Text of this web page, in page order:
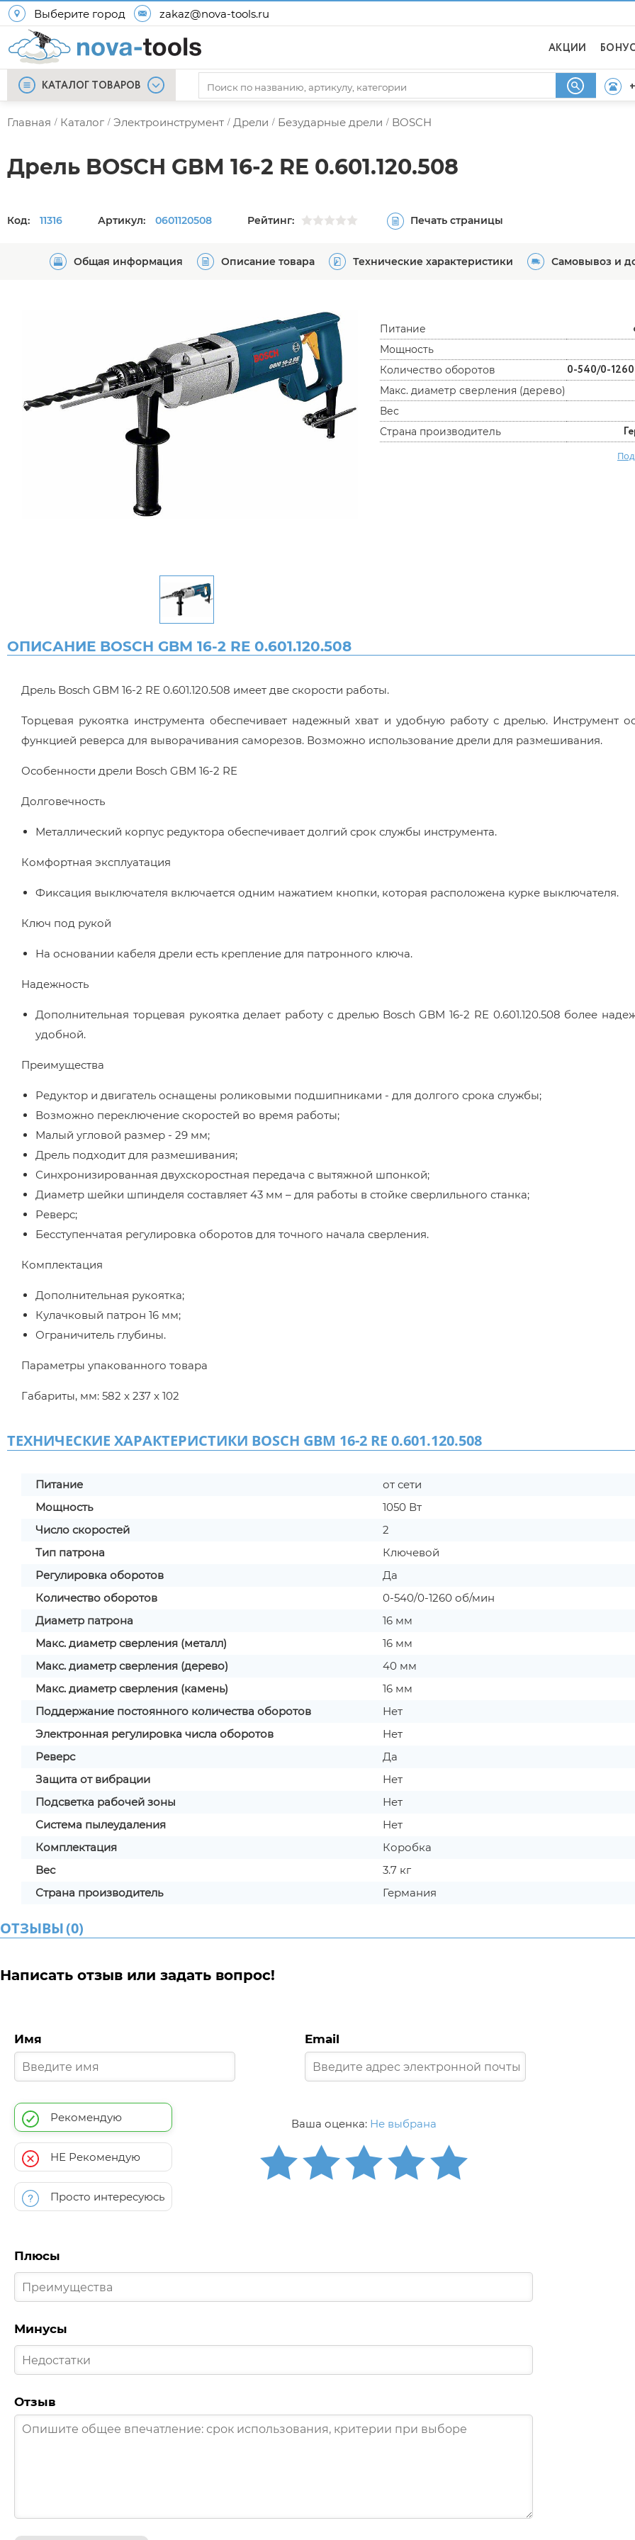
Выберите город zakaz@nova-tools.ru
АКЦИИ
КАТАЛОГ ТОВАРОВ
Главная / Каталог / Электроинструмент / Дрели / Безударные дрели / BOSCH
Дрель BOSCH GBM 16-2 RE 0.601.120.508
Код: 11316 Артикул: 0601120508 Рейтинг: Печать страницы
Общая информация Описание товара Технические характеристики Самовывоз и
Питание
Мощность
Количество оборотов 0-540/0-
Макс. диаметр сверления (дерево)
Вес
Страна производитель
ОПИСАНИЕ BOSCH GBM 16-2 RE 0.601.120.508
Дрель Bosch GBM 16-2 RE 0.601.120.508 имеет две скорости работы.
Торцевая рукоятка инструмента обеспечивает надежный хват и удобную работу с дрелью. Инструмент
функцией реверса для выворачивания саморезов. Возможно использование дрели для размешивания.
Особенности дрели Bosch GBM 16-2 RE
Долговечность
Металлический корпус редуктора обеспечивает долгий срок службы инструмента.
Комфортная эксплуатация
Фиксация выключателя включается одним нажатием кнопки, которая расположена курке выключателя.
Ключ под рукой
На основании кабеля дрели есть крепление для патронного ключа.
Надежность
Дополнительная торцевая рукоятка делает работу с дрелью Bosch GBM 16-2 RE 0.601.120.508 более
удобной.
Преимущества
Редуктор и двигатель оснащены роликовыми подшипниками - для долгого срока службы;
Возможно переключение скоростей во время работы;
Малый угловой размер - 29 мм;
Дрель подходит для размешивания;
Синхронизированная двухскоростная передача с вытяжной шпонкой;
Диаметр шейки шпинделя составляет 43 мм – для работы в стойке сверлильного станка;
Реверс;
Бесступенчатая регулировка оборотов для точного начала сверления.
Комплектация
Дополнительная рукоятка;
Кулачковый патрон 16 мм;
Ограничитель глубины.
Параметры упакованного товара
Габариты, мм: 582 x 237 x 102
ТЕХНИЧЕСКИЕ ХАРАКТЕРИСТИКИ BOSCH GBM 16-2 RE 0.601.120.508
Питание
от сети
Мощность
1050 Вт
Число скоростей
2
Тип патрона
Ключевой
Регулировка оборотов
Да
Количество оборотов
0-540/0-1260 об/мин
Диаметр патрона
16 мм
Макс. диаметр сверления (металл)
16 мм
Макс. диаметр сверления (дерево)
40 мм
Макс. диаметр сверления (камень)
16 мм
Поддержание постоянного количества оборотов
Нет
Электронная регулировка числа оборотов
Нет
Реверс
Да
Защита от вибрации
Нет
Подсветка рабочей зоны
Нет
Система пылеудаления
Нет
Комплектация
Коробка
Вес
3.7 кг
Страна производитель
Германия
ОТЗЫВЫ(0)
Написать отзыв или задать вопрос!
Имя Email
Рекомендую
НЕ Рекомендую
Просто интересуюсь
Ваша оценка: Не выбрана
Плюсы
Минусы
Отзыв